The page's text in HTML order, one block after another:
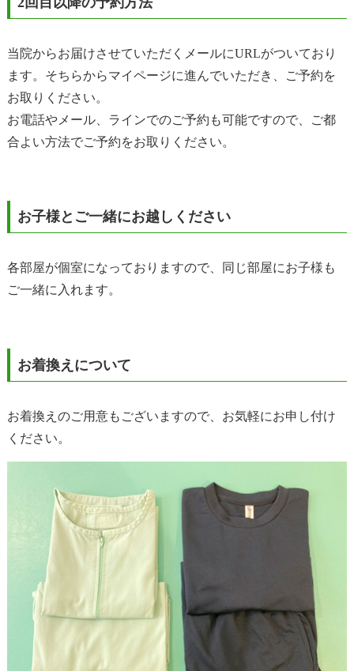
当院からお届けさせていただくメールにURLがついており
ます。そちらからマイページに進んでいただき、ご予約を
お取りください。
お電話やメール、ラインでのご予約も可能ですので、ご都
合よい方法でご予約をお取りください。
お子様とご一緒にお越しください
各部屋が個室になっておりますので、同じ部屋にお子様も
ご一緒に入れます。
お着換えについて
お着換えのご用意もございますので、お気軽にお申し付け
ください。